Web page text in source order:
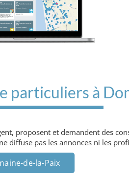
particuliers à
proposent et demandent des
diffuse pas les annonces ni les
de-la-Paix